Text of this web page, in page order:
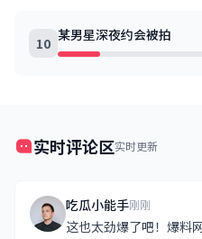
10 某男星深夜约会被拍
实时评论区实时更新
吃瓜小能手刚刚
这也太劲爆了吧！爆料